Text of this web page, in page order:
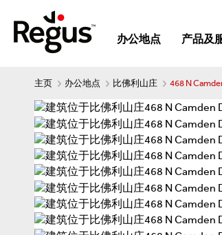
办公地点 产品及
主页 办公地点 比佛利山庄 468 N